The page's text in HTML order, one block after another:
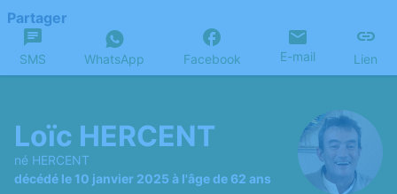
Partager
SMS WhatsApp Facebook E-mail Lien
Loïc HERCENT
né HERCENT
décédé le 10 janvier 2025 à l'âge de 62 ans